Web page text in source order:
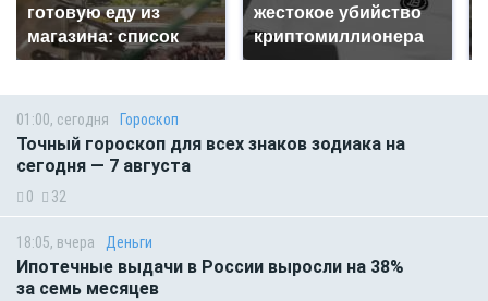
готовую еду из
магазина: список
жестокое убийство
криптомиллионера
01:00, сегодня Гороскоп
Точный гороскоп для всех знаков зодиака на
сегодня — 7 августа
0 32
18:05, вчера Деньги
Ипотечные выдачи в России выросли на 38%
за семь месяцев